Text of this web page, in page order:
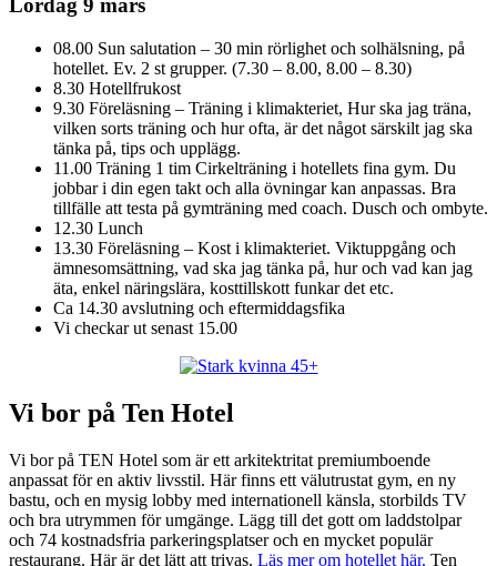
Lördag 9 mars
08.00 Sun salutation – 30 min rörlighet och solhälsning, på
hotellet. Ev. 2 st grupper. (7.30 – 8.00, 8.00 – 8.30)
8.30 Hotellfrukost
9.30 Föreläsning – Träning i klimakteriet, Hur ska jag träna,
vilken sorts träning och hur ofta, är det något särskilt jag ska
tänka på, tips och upplägg.
11.00 Träning 1 tim Cirkelträning i hotellets fina gym. Du
jobbar i din egen takt och alla övningar kan anpassas. Bra
tillfälle att testa på gymträning med coach. Dusch och ombyte.
12.30 Lunch
13.30 Föreläsning – Kost i klimakteriet. Viktuppgång och
ämnesomsättning, vad ska jag tänka på, hur och vad kan jag
äta, enkel näringslära, kosttillskott funkar det etc.
Ca 14.30 avslutning och eftermiddagsfika
Vi checkar ut senast 15.00
Vi bor på Ten Hotel
Vi bor på TEN Hotel som är ett arkitektritat premiumboende
anpassat för en aktiv livsstil. Här finns ett välutrustat gym, en ny
bastu, och en mysig lobby med internationell känsla, storbilds TV
och bra utrymmen för umgänge. Lägg till det gott om laddstolpar
och 74 kostnadsfria parkeringsplatser och en mycket populär
restaurang. Här är det lätt att trivas. Läs mer om hotellet här. Ten